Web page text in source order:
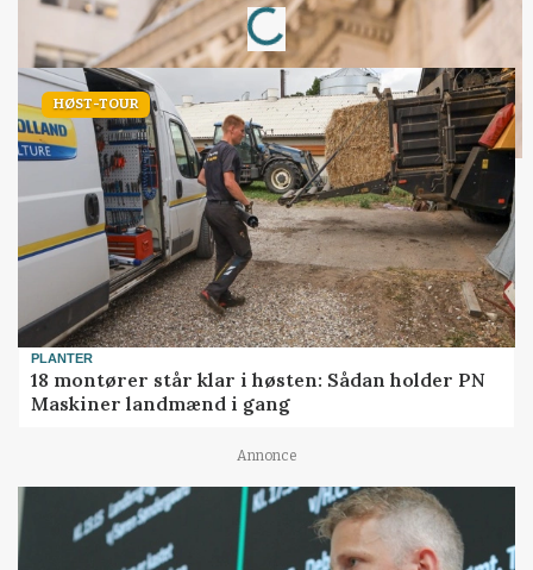
Loading...
HØST-TOUR
PLANTER
18 montører står klar i høsten: Sådan holder PN
Maskiner landmænd i gang
Annonce